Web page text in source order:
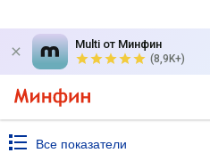
Multi от Минфин
(8,9K+)
Все показатели